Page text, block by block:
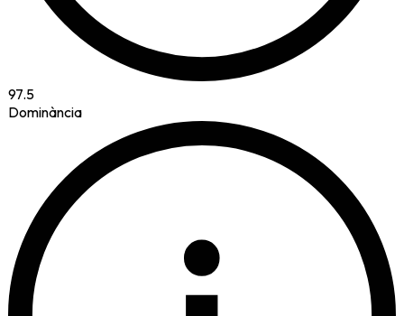
97.5
Dominància